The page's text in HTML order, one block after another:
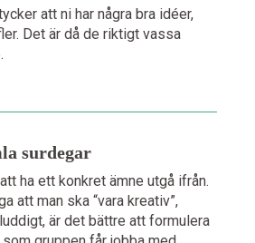
att ni har några bra idéer,
Det är då de riktigt vassa
surdegar
ha ett konkret ämne utgå ifrån.
att man ska “vara kreativ”,
är det bättre att formulera